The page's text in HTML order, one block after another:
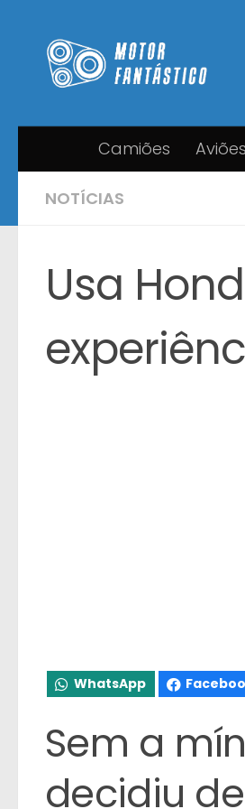
Camiões Aviões
NOTÍCIAS
Usa
WhatsApp
Sem a
decidiu